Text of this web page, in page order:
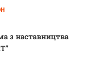
з наставництва